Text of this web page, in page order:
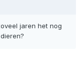
jaren het nog